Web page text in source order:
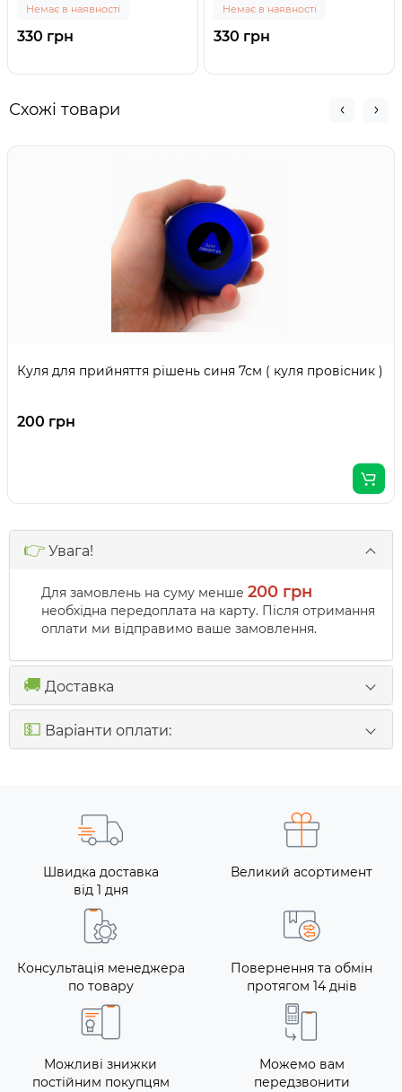
Немає в наявності
330 грн
Немає в наявності
330 грн
Схожі товари
Куля для прийняття рішень синя 7см ( куля провісник )
200 грн
👉 Увага!
Для замовлень на суму менше 200 грн
необхідна передоплата на карту. Після отримання
оплати ми відправимо ваше замовлення.
🚚 Доставка
💵 Варіанти оплати:
Швидка доставка
від 1 дня
Великий асортимент
Консультація менеджера
по товару
Повернення та обмін
протягом 14 днів
Можливі знижки
постійним покупцям
Можемо вам
передзвонити